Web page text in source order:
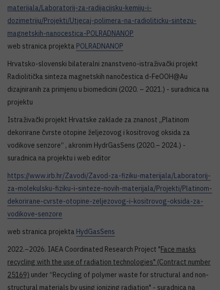
materijala/Laboratorij-za-radijacijsku-kemiju-i-
dozimetriju/Projekti/Utjecaj-polimera-na-radioliticku-sintezu-
magnetskih-nanocestica-POLRADNANOP
web stranica projekta POLRADNANOP
Hrvatsko-slovenski bilateralni znanstveno-istraživački projekt
Radiolitička sinteza magnetskih nanočestica d-FeOOH@Au
dizajniranih za primjenu u biomedicini (2020. – 2021.) - suradnica na
projektu
Istraživački projekt Hrvatske zaklade za znanost „Platinom
dekorirane čvrste otopine željezovog i kositrovog oksida za
vodikove senzore“ , akronim HydrGasSens (2020.– 2024.) -
suradnica na projektu i web editor
https://www.irb.hr/Zavodi/Zavod-za-fiziku-materijala/Laboratorij-
za-molekulsku-fiziku-i-sinteze-novih-materijala/Projekti/Platinom-
dekorirane-cvrste-otopine-zeljezovog-i-kositrovog-oksida-za-
vodikove-senzore
web stranica projekta HydGasSens
2022.–2026. IAEA Coordinated Research Project "Face masks
recycling with the use of radiation technologies" (Contract number
25169) under “Recycling of polymer waste for structural and non-
structural materials by using ionizing radiation" - suradnica na